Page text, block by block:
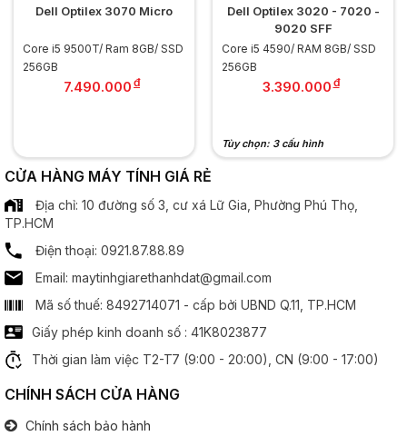
Bộ xử lý đồ hoạ
Chipset đồ hoạ: Intel HD Graphics
Âm thanh
2 x Spearker
Cổng kết nối
Cổng giao tiếp:
1x Jack Micro
1x HDMI
1x Display Port
1x LAN
Thông tin khác
Hệ điều hành:Window 10 Professional
Dell Optilex 3070 Micro
Core i5 9500T/ Ram 8GB/ SSD
256GB
7.490.000 đ
Dell Optilex 3020 - 7020 -
9020 SFF
Core i5 4590/ RAM 8GB/ SSD
256GB
3.390.000 đ
Tùy chọn: 3 cấu hình
CỬA HÀNG MÁY TÍNH GIÁ RẺ
Địa chỉ: 10 đường số 3, cư xá Lữ Gia, Phường Phú Thọ,
TP.HCM
Điện thoại: 0921.87.88.89
Email: maytinhgiarethanhdat@gmail.com
Mã số thuế: 8492714071 - cấp bởi UBND Q.11, TP.HCM
Giấy phép kinh doanh số : 41K8023877
Thời gian làm việc T2-T7 (9:00 - 20:00), CN (9:00 - 17:00)
CHÍNH SÁCH CỬA HÀNG
Chính sách bảo hành